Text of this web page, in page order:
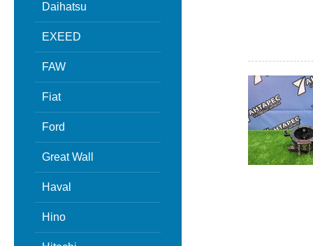
Daihatsu
EXEED
FAW
Fiat
Ford
Great Wall
Haval
Hino